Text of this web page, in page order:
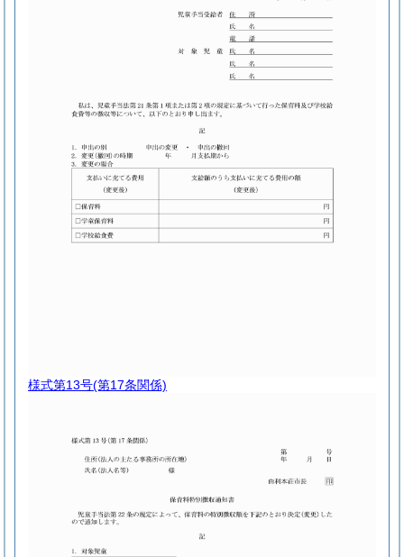
様式第13号(第17条関係)